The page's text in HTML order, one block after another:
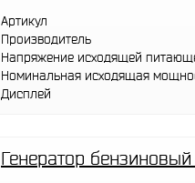
Артикул
Производитель
Напряжение исходящей
Номинальная исходящая
Дисплей
Генератор